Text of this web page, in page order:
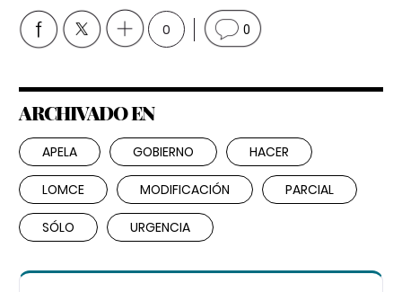
0 0
ARCHIVADO EN
APELA GOBIERNO HACER
LOMCE MODIFICACIÓN PARCIAL
SÓLO URGENCIA